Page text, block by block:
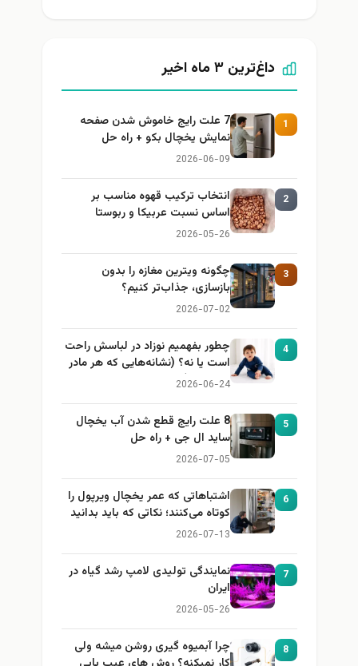
داغ‌ترین ۳ ماه اخیر
1
7 علت رایج خاموش شدن صفحه
نمایش یخچال بکو + راه حل
2026-06-09
2
انتخاب ترکیب قهوه مناسب بر
اساس نسبت عربیکا و ربوستا
2026-05-26
3
چگونه ویترین مغازه را بدون
بازسازی، جذاب‌تر کنیم؟
2026-07-02
4
چطور بفهمیم نوزاد در لباسش راحت
است یا نه؟ (نشانه‌هایی که هر مادر
باید بداند)
2026-06-24
5
8 علت رایج قطع شدن آب یخچال
ساید ال جی + راه حل
2026-07-05
6
اشتباهاتی که عمر یخچال ویرپول را
کوتاه می‌کنند؛ نکاتی که باید بدانید
2026-07-13
7
نمایندگی تولیدی لامپ رشد گیاه در
ایران
2026-05-26
8
چرا آبمیوه گیری روشن میشه ولی